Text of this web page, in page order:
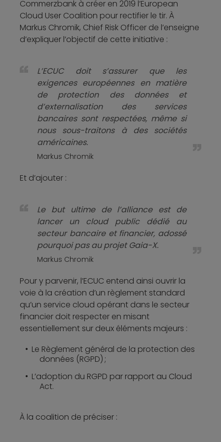
Commerzbank à créer en 2019 l’European
Cloud User Coalition pour rectifier le tir. À
Markus Chromik, Chief Risk Officer de l’enseigne
d’expliquer l’objectif de cette initiative :
L’ECUC doit s’assurer que les
exigences européennes en matière
de protection des données et
d’externalisation des services
bancaires sont respectées, même si
nous sous-traitons à des sociétés
américaines.
Markus Chromik
Et d’ajouter :
Le but ultime de l’alliance est de
lancer un cloud public dédié au
secteur bancaire et financier, adossé
pourquoi pas au projet Gaia-X.
Markus Chromik
Pour y parvenir, l’ECUC entend ainsi ouvrir la
voie à la création d’un règlement standard
qu’un service cloud opérant dans le secteur
financier doit respecter en misant
essentiellement sur deux éléments majeurs :
Le Règlement général de la protection des
données (RGPD) ;
L’adoption du RGPD par rapport au Cloud
Act.
À la coalition de préciser :